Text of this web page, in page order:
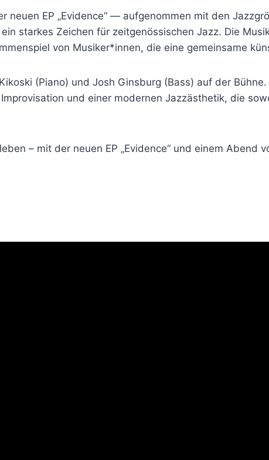
neuen EP „Evidence“ — aufgenommen mit den
starkes Zeichen für zeitgenössischen Jazz. Die
von Musiker*innen, die eine gemeinsame
(Piano) und Josh Ginsburg (Bass) auf der
und einer modernen Jazzästhetik, die
– mit der neuen EP „Evidence“ und einem Abend